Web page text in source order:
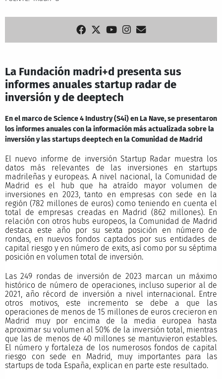
La Fundación madri+d presenta sus
informes anuales startup radar de
inversión y de deeptech
En el marco de Science 4 Industry (S4i) en La Nave, se presentaron
los informes anuales con la información más actualizada sobre la
inversión y las startups deeptech en la Comunidad de Madrid
El nuevo informe de inversión Startup Radar muestra los
datos más relevantes de las inversiones en startups
madrileñas y europeas. A nivel nacional, la Comunidad de
Madrid es el hub que ha atraído mayor volumen de
inversiones en 2023, tanto en empresas con sede en la
región (782 millones de euros) como teniendo en cuenta el
total de empresas creadas en Madrid (862 millones). En
relación con otros hubs europeos, la Comunidad de Madrid
destaca este año por su sexta posición en número de
rondas, en nuevos fondos captados por sus entidades de
capital riesgo y en número de exits, así como por su séptima
posición en volumen total de inversión.
Las 249 rondas de inversión de 2023 marcan un máximo
histórico de número de operaciones, incluso superior al de
2021, año récord de inversión a nivel internacional. Entre
otros motivos, este incremento se debe a que las
operaciones de menos de 15 millones de euros crecieron en
Madrid muy por encima de la media europea hasta
aproximar su volumen al 50% de la inversión total, mientras
que las de menos de 40 millones se mantuvieron estables.
El número y fortaleza de los numerosos fondos de capital
riesgo con sede en Madrid, muy importantes para las
startups de toda España, explican en parte este resultado.